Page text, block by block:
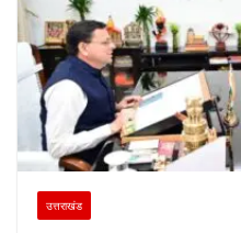
उत्तराखंड